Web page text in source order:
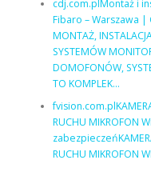
cdj.com.plMontaż i
Fibaro – Warszawa |
MONTAŻ,
SYSTEMÓW
DOMOFONÓW,
TO KOMPLEK…
RUCHU MIKROFON
RUCHU MIKROFON